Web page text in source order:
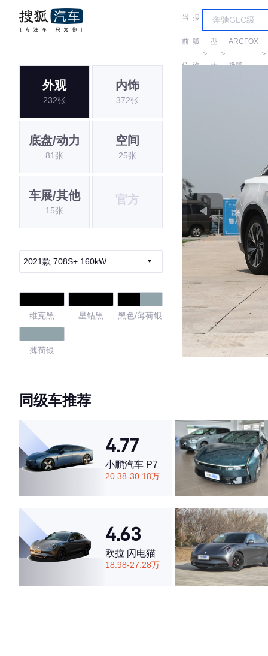
当
前
位
搜
狐
汽
＞
车
型
大
＞
ARCFOX
极狐
外观
232张
内饰
372张
底盘/动力
81张
空间
25张
车展/其他
15张
官方
2021款 708S+ 160kW
维克黑 星钻黑 黑色/薄荷银
薄荷银
4.81
·外观表现较为优秀，优于68%同级车
·内饰表现较为优秀，优于73%同级车
·空间表现较为优秀，优于88%同级车
同级车推荐
4.77
小鹏汽车 P7
20.38-30.18万
4.63
欧拉 闪电猫
18.98-27.28万